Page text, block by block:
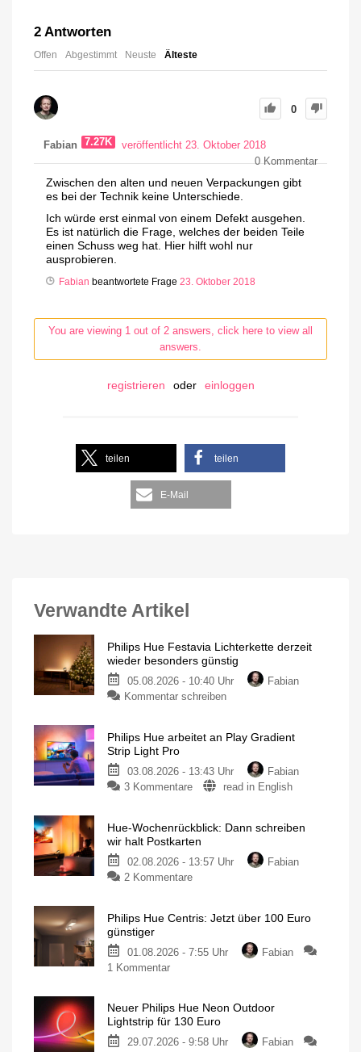
2 Antworten
Offen Abgestimmt Neuste Älteste
0
Fabian 7.27K
veröffentlicht 23. Oktober 2018
0Kommentar
Zwischen den alten und neuen Verpackungen gibt
es bei der Technik keine Unterschiede.
Ich würde erst einmal von einem Defekt ausgehen.
Es ist natürlich die Frage, welches der beiden Teile
einen Schuss weg hat. Hier hilft wohl nur
ausprobieren.
Fabian beantwortete Frage 23. Oktober 2018
You are viewing 1 out of 2 answers, click here to view all
answers.
registrieren oder einloggen
teilen teilen
E-Mail
Verwandte Artikel
Philips Hue Festavia Lichterkette derzeit
wieder besonders günstig
05.08.2026 - 10:40 Uhr
Fabian
Kommentar schreiben
Philips Hue arbeitet an Play Gradient
Strip Light Pro
03.08.2026 - 13:43 Uhr
Fabian
3 Kommentare
read in English
Hue-Wochenrückblick: Dann schreiben
wir halt Postkarten
02.08.2026 - 13:57 Uhr
Fabian
2 Kommentare
Philips Hue Centris: Jetzt über 100 Euro
günstiger
01.08.2026 - 7:55 Uhr
Fabian
1 Kommentar
Neuer Philips Hue Neon Outdoor
Lightstrip für 130 Euro
29.07.2026 - 9:58 Uhr
Fabian